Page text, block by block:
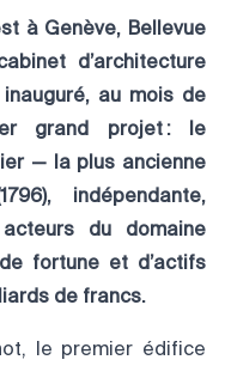
à Genève, Bellevue
d’architecture
au mois de
grand projet : le
— la plus ancienne
indépendante,
du domaine
fortune et d’actifs
de francs.
le premier édifice